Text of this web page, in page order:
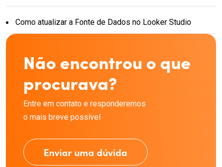
Como atualizar a Fonte de Dados no Looker Studio
Não encontrou o que
procurava?
Entre em contato e responderemos
o mais breve possível
Enviar uma dúvida